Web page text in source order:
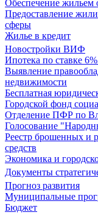
Обеспечение жильем
Предоставление
сферы
Жилье в кредит
Новостройки ВИФ
Ипотека по ставке
Выявление
недвижимости
Бесплатная
Городской фонд
Отделение ПФР по
Голосование
Реестр брошенных и
средств
Экономика и
Документы
Прогноз развития
Муниципальные
Бюджет